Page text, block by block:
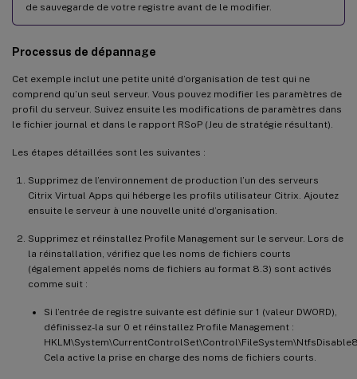
de sauvegarde de votre registre avant de le modifier.
Processus de dépannage
Cet exemple inclut une petite unité d’organisation de test qui ne
comprend qu’un seul serveur. Vous pouvez modifier les paramètres de
profil du serveur. Suivez ensuite les modifications de paramètres dans
le fichier journal et dans le rapport RSoP (Jeu de stratégie résultant).
Les étapes détaillées sont les suivantes :
Supprimez de l’environnement de production l’un des serveurs
Citrix Virtual Apps qui héberge les profils utilisateur Citrix. Ajoutez
ensuite le serveur à une nouvelle unité d’organisation.
Supprimez et réinstallez Profile Management sur le serveur. Lors de
la réinstallation, vérifiez que les noms de fichiers courts
(également appelés noms de fichiers au format 8.3) sont activés
comme suit :
Si l’entrée de registre suivante est définie sur 1 (valeur DWORD),
définissez-la sur 0 et réinstallez Profile Management :
Cela active la prise en charge des noms de fichiers courts.